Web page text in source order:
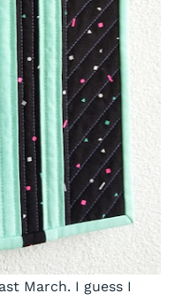
March. I guess I